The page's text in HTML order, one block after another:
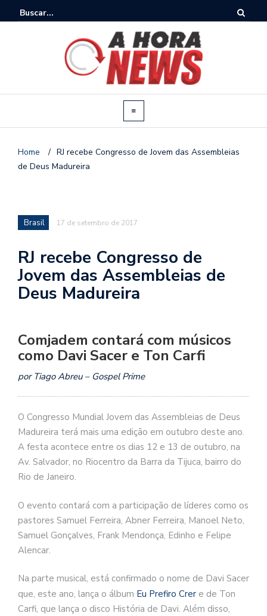
Home / RJ recebe Congresso de Jovem das Assembleias
de Deus Madureira
Brasil 17 de setembro de 2017
RJ recebe Congresso de
Jovem das Assembleias de
Deus Madureira
Comjadem contará com músicos
como Davi Sacer e Ton Carfi
por Tiago Abreu – Gospel Prime
O Congresso Mundial Jovem das Assembleias de Deus
Madureira terá mais uma edição em outubro deste ano.
A festa acontece entre os dias 12 e 13 de outubro, na
Av. Salvador, no Riocentro da Barra da Tijuca, bairro do
Rio de Janeiro.
O evento contará com a participação de líderes como os
pastores Samuel Ferreira, Abner Ferreira, Manoel Neto,
Samuel Gonçalves, Frank Mendonça, Edinho e Felipe
Alencar.
Na parte musical, está confirmado o nome de Davi Sacer
que, este ano, lança o álbum Eu Prefiro Crer e de Ton
Carfi, que lança o disco História de Davi. Além disso,